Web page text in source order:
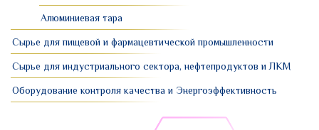
Алюминиевая тара
Сырье для пищевой и фармацевтической промышленности
Сырье для индустриального сектора, нефтепродуктов и ЛКМ
Оборудование контроля качества и Энергоэффективность